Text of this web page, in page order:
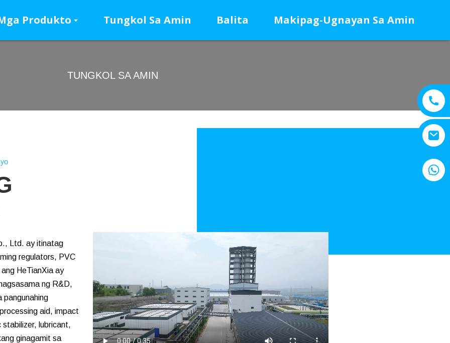
Produkto Tungkol Sa Amin Balita Makipag-Ugnayan Sa Amin
TUNGKOL SA AMIN
Ltd. ay itinatag
regulators, PVC
HeTianXia ay
ng R&D,
pangunahing
aid, impact
lubricant,
ginagamit sa